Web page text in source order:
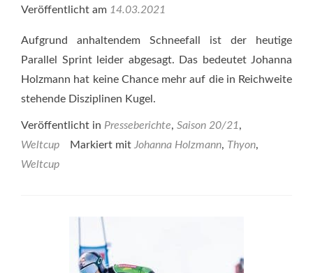
Veröffentlicht am 14.03.2021
Aufgrund anhaltendem Schneefall ist der heutige
Parallel Sprint leider abgesagt. Das bedeutet Johanna
Holzmann hat keine Chance mehr auf die in Reichweite
stehende Disziplinen Kugel.
Veröffentlicht in Presseberichte, Saison 20/21,
Weltcup
Markiert mit Johanna Holzmann, Thyon,
Weltcup